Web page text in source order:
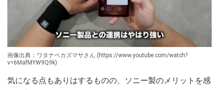
画像出典：ワタナベカズマサさん (https://www.youtube.com/watch?
v=6MafMYW9Q9k)
気になる点もありはするものの、ソニー製のメリットを感